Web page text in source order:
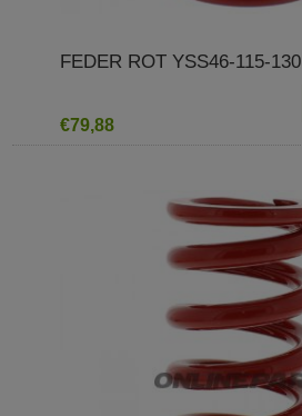
FEDER ROT YSS46-115-130
€79,88